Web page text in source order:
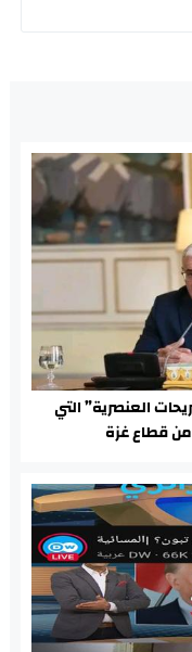
العنصرية” التي
من قطاع غزة